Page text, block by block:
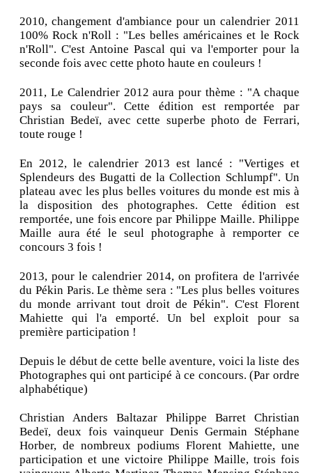
2010, changement d'ambiance pour un calendrier 2011
100% Rock n'Roll : "Les belles américaines et le Rock
n'Roll". C'est Antoine Pascal qui va l'emporter pour la
seconde fois avec cette photo haute en couleurs !
2011, Le Calendrier 2012 aura pour thème : "A chaque
pays sa couleur". Cette édition est remportée par
Christian Bedeï, avec cette superbe photo de Ferrari,
toute rouge !
En 2012, le calendrier 2013 est lancé : "Vertiges et
Splendeurs des Bugatti de la Collection Schlumpf". Un
plateau avec les plus belles voitures du monde est mis à
la disposition des photographes. Cette édition est
remportée, une fois encore par Philippe Maille. Philippe
Maille aura été le seul photographe à remporter ce
concours 3 fois !
2013, pour le calendrier 2014, on profitera de l'arrivée
du Pékin Paris. Le thème sera : "Les plus belles voitures
du monde arrivant tout droit de Pékin". C'est Florent
Mahiette qui l'a emporté. Un bel exploit pour sa
première participation !
Depuis le début de cette belle aventure, voici la liste des
Photographes qui ont participé à ce concours. (Par ordre
alphabétique)
Christian Anders Baltazar Philippe Barret Christian
Bedeï, deux fois vainqueur Denis Germain Stéphane
Horber, de nombreux podiums Florent Mahiette, une
participation et une victoire Philippe Maille, trois fois